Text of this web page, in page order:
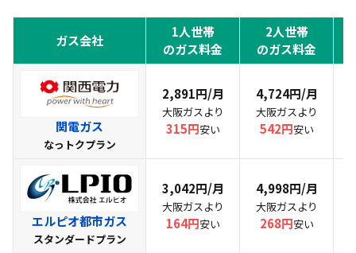
オフでシンプルに安くなる
大阪ガス「一般料金」｜関西最大手の安心感とセッ
トプランの豊富さが魅力
【世帯人数別】ガス会社の料金シミュレーション
一人暮らし（月14㎥目安）の料金比較とおすすめ
二人暮らし（月27㎥目安）の料金比較とおすすめ
ファミリー世帯（月38〜43㎥目安）の料金比較と
おすすめ
【徹底比較】関電ガスとエルピオ都市ガスはどっち
がいい？
ガス会社
1人世帯
のガス料金
2人世帯
のガス料金
関電ガス
なっトクプラン
2,891円/月
大阪ガスより
315円安い
4,724円/月
大阪ガスより
542円安い
エルピオ都市ガス
スタンダードプラン
3,042円/月
大阪ガスより
164円安い
4,998円/月
大阪ガスより
268円安い